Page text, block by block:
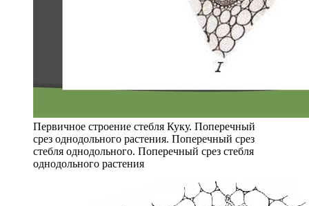
Первичное строение стебля Куку. Поперечный
срез однодольного растения. Поперечный срез
стебля однодольного. Поперечный срез стебля
однодольного растения